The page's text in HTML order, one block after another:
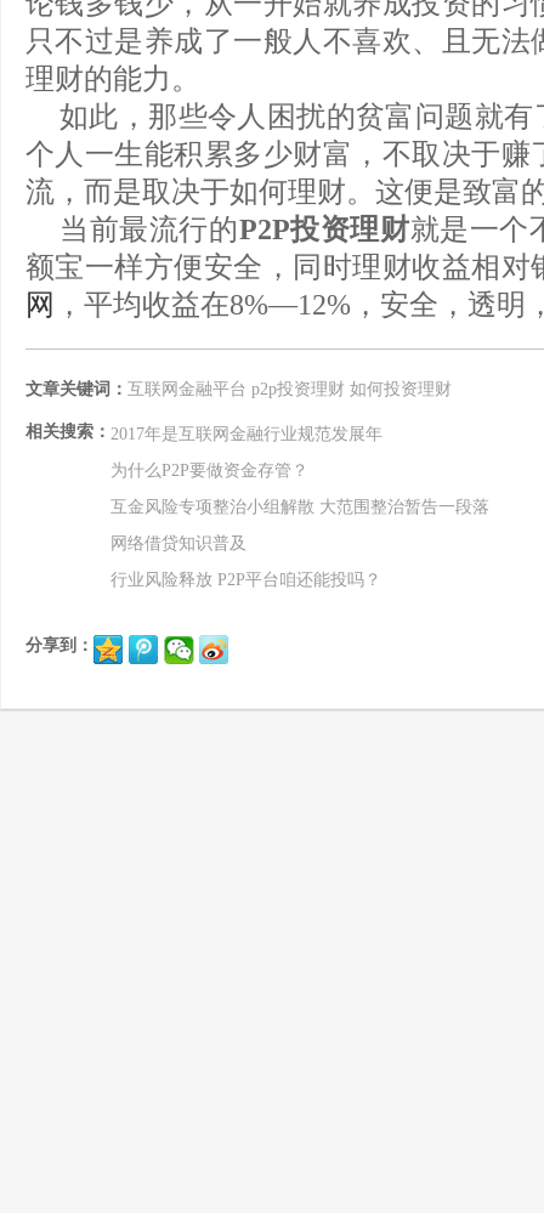
只不过是养成了一般人不喜欢、且无
理财的能力。
如此，那些令人困扰的贫富问题就有
个人一生能积累多少财富，不取决于赚
流，而是取决于如何理财。这便是致富
当前最流行的P2P投资理财就是一个
额宝一样方便安全，同时理财收益相对
网 ，平均收益在8%—12%，安全，透明
文章关键词： 互联网金融平台 p2p投资理财 如何投资理财
相关搜索： 2017年是互联网金融行业规范发展年
为什么P2P要做资金存管？
互金风险专项整治小组解散 大范围整治暂告一段落
网络借贷知识普及
行业风险释放 P2P平台咱还能投吗？
分享到：